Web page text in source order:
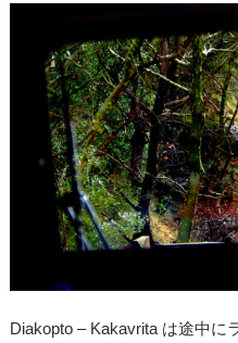
Diakopto – Kakavrita は途中に